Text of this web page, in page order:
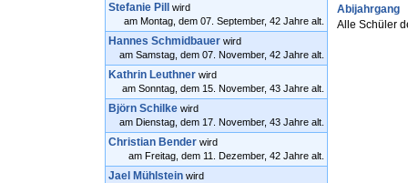
Stefanie Pill
wird
am Montag, dem 07. September, 42 Jahre alt.
Hannes Schmidbauer wird
am Samstag, dem 07. November, 42 Jahre alt.
Kathrin Leuthner wird
am Sonntag, dem 15. November, 43 Jahre alt.
Björn Schilke wird
am Dienstag, dem 17. November, 43 Jahre alt.
Christian Bender wird
am Freitag, dem 11. Dezember, 42 Jahre alt.
Jael Mühlstein wird
Abijahrgang
Alle Schüler